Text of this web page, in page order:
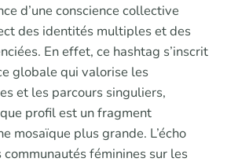
d’une conscience collective
des identités multiples et des
En effet, ce hashtag s’inscrit
globale qui valorise les
et les parcours singuliers,
profil est un fragment
mosaïque plus grande. L’écho
féminines sur les